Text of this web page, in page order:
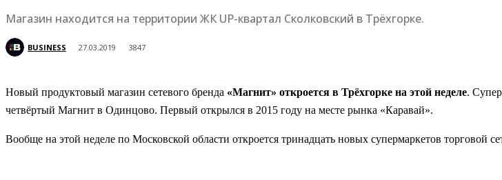
Магазин находится на территории ЖК UP-квартал Сколковский в Трёхгорке.
BUSINESS 27.03.2019 3847
Новый продуктовый магазин сетевого бренда «Магнит» откроется в Трёхгорке на этой неделе.
четвёртый Магнит в Одинцово. Первый открылся в 2015 году на месте рынка «Каравай».
Вообще на этой неделе по Московской области откроется тринадцать новых супермаркетов